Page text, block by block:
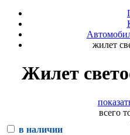
жилет
Жилет
всего
в наличии